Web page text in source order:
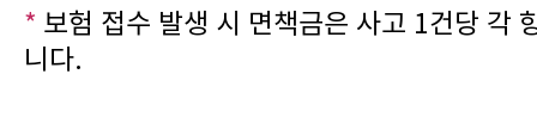
* 보험 접수 발생 시 면책금은 사고 1건당 각
니다.